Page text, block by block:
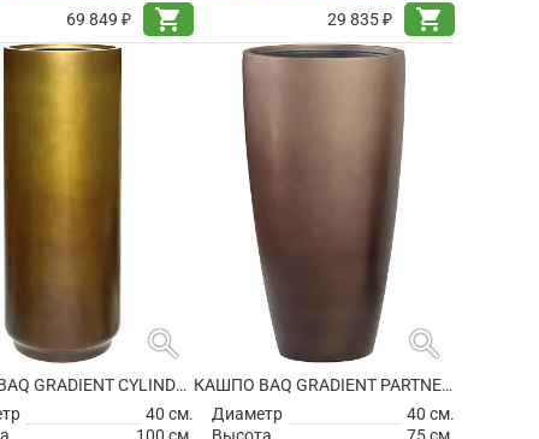
69 849 ₽
shopping_cart
29 835 ₽
shopping_cart
search
КАШПО BAQ GRADIENT CYLINDER MATT HONEY (С ТЕХНИЧЕСКИМ ГОРШКОМ)
40 см.
search
КАШПО BAQ GRADIENT PARTNER MATT COFFEE (С ТЕХНИЧЕСКИМ ГОРШКОМ)
Диаметр
40 см.